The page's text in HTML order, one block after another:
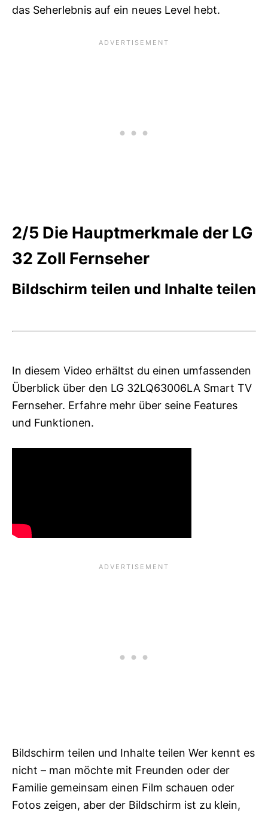
das Seherlebnis auf ein neues Level hebt.
2/5 Die Hauptmerkmale der LG
32 Zoll Fernseher
Bildschirm teilen und Inhalte teilen
In diesem Video erhältst du einen umfassenden
Überblick über den LG 32LQ63006LA Smart TV
Fernseher. Erfahre mehr über seine Features
und Funktionen.
Bildschirm teilen und Inhalte teilen Wer kennt es
nicht – man möchte mit Freunden oder der
Familie gemeinsam einen Film schauen oder
Fotos zeigen, aber der Bildschirm ist zu klein,